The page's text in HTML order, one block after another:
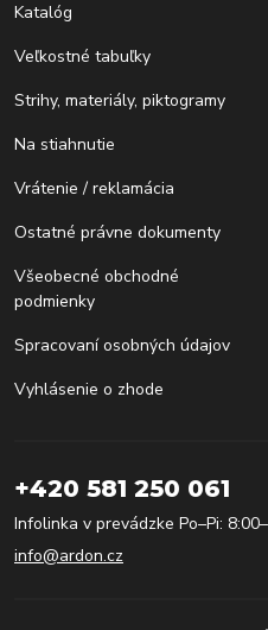
Katalóg
Veľkostné tabuľky
Strihy, materiály, piktogramy
Na stiahnutie
Vrátenie / reklamácia
Ostatné právne dokumenty
Všeobecné obchodné
podmienky
Spracovaní osobných údajov
Vyhlásenie o zhode
+420 581 250 061
Infolinka v prevádzke Po–Pi:
info@ardon.cz